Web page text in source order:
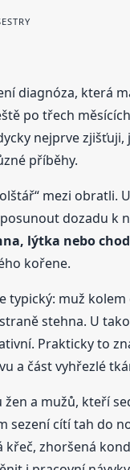
diagnóza, která
po třech
nejprve
příběhy.
mezi obratli.
dozadu k
lýtka nebo
kořene.
typický: muž
stehna. U
Prakticky to
a část vyhřezlé
a mužů, kteří
sezení cítí tah do
křeč, zhoršená